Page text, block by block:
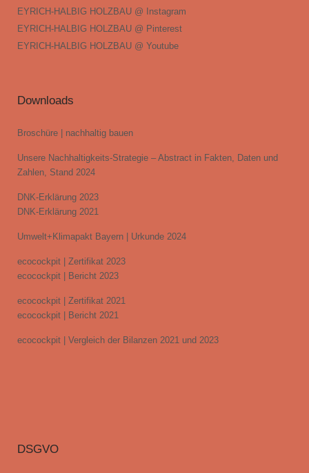
EYRICH-HALBIG HOLZBAU @ Instagram
EYRICH-HALBIG HOLZBAU @ Pinterest
EYRICH-HALBIG HOLZBAU @ Youtube
Downloads
Broschüre | nachhaltig bauen
Unsere Nachhaltigkeits-Strategie – Abstract in Fakten, Daten und
Zahlen, Stand 2024
DNK-Erklärung 2023
DNK-Erklärung 2021
Umwelt+Klimapakt Bayern | Urkunde 2024
ecocockpit | Zertifikat 2023
ecocockpit | Bericht 2023
ecocockpit | Zertifikat 2021
ecocockpit | Bericht 2021
ecocockpit | Vergleich der Bilanzen 2021 und 2023
DSGVO